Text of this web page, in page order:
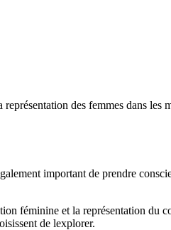
des femmes dans les
important de prendre
féminine et la représentation du
de lexplorer.